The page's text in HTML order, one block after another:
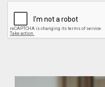
jezelf een goed beeld te
bouwkundige staat van de
Maak gerust een afspraak
Dat is mogelijk tijdens